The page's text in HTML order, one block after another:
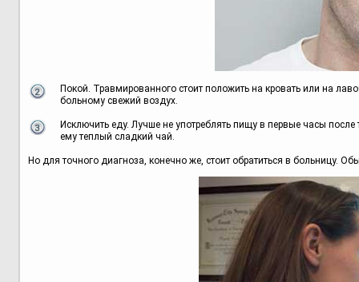
Покой. Травмированного стоит положить на кровать или на
больному свежий воздух.
Исключить еду. Лучше не употреблять пищу в первые часы
ему теплый сладкий чай.
Но для точного диагноза, конечно же, стоит обратиться в больницу.